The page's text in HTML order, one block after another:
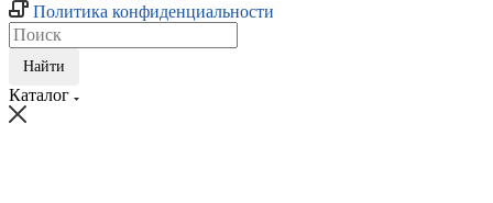
Политика конфиденциальности
Найти
Каталог